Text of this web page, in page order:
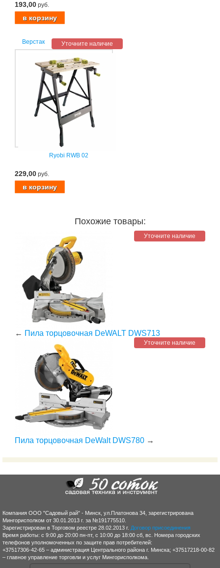
193,00 руб.
Уточните наличие
Верстак
Ryobi RWB 02
229,00 руб.
Похожие товары:
Уточните наличие
← Пила торцовочная DeWALT DWS713
Уточните наличие
Пила торцовочная DeWalt DWS780 →
Компания ООО "Садовый рай" - Минск, ул.Платонова 34, зарегистрирована
Мингорисполком от 30.01.2013 г. за №191775510.
Зарегистрирован в Торговом реестре 28.02.2013 г. Договор присоединения
Время работы: с 9:00 до 20:00 пн-пт, с 10:00 до 18:00 сб, вс. Номера городских
телефонов уполномоченных по защите прав потребителей:
+37517306-42-65 – администрация Центрального района г. Минска; +37517218-00-82
– главное управление торговли и услуг Мингорисполкома.